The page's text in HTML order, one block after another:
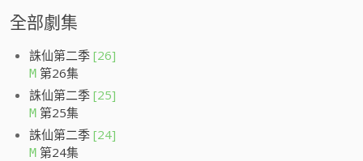
全部劇集
誅仙第二季 [26]
M 第26集
誅仙第二季 [25]
M 第25集
誅仙第二季 [24]
M 第24集